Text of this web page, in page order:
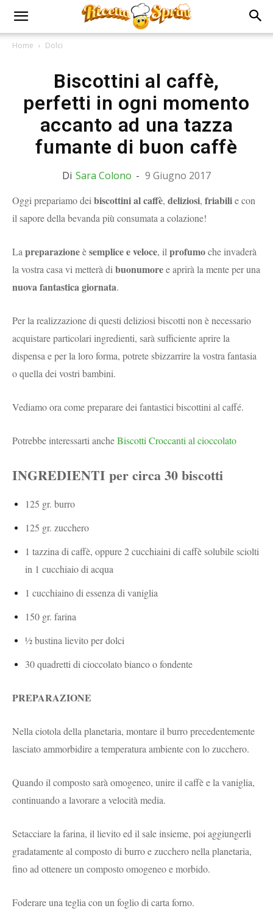
Home Dolci
Biscottini al caffè,
perfetti in ogni momento
accanto ad una tazza
fumante di buon caffè
Di Sara Colono - 9 Giugno 2017
Oggi prepariamo dei biscottini al caffè, deliziosi, friabilie con
il sapore della bevanda più consumata a colazione!
La preparazioneèsemplice e veloce, il profumoche invaderà
la vostra casa vi metterà di buonumoree aprirà la mente per una
nuova fantastica giornata.
Per la realizzazione di questi deliziosi biscotti non è necessario
acquistare particolari ingredienti, sarà sufficiente aprire la
dispensa e per la loro forma, potrete sbizzarrire la vostra fantasia
o quella dei vostri bambini.
Vediamo ora come preparare dei fantastici biscottini al caffé.
Potrebbe interessarti ancheBiscotti Croccanti al cioccolato
INGREDIENTI per circa 30 biscotti
125 gr. burro
125 gr. zucchero
1 tazzina di caffè, oppure 2 cucchiaini di caffè solubile sciolti
in 1 cucchiaio di acqua
1 cucchiaino di essenza di vaniglia
150 gr. farina
½ bustina lievito per dolci
30 quadretti di cioccolato bianco o fondente
PREPARAZIONE
Nella ciotola della planetaria, montare il burro precedentemente
lasciato ammorbidire a temperatura ambiente con lo zucchero.
Quando il composto sarà omogeneo, unire il caffè e la vaniglia,
continuando a lavorare a velocità media.
Setacciare la farina, il lievito ed il sale insieme, poi aggiungerli
gradatamente al composto di burro e zucchero nella planetaria,
fino ad ottenere un composto omogeneo e morbido.
Foderare una teglia con un foglio di carta forno.